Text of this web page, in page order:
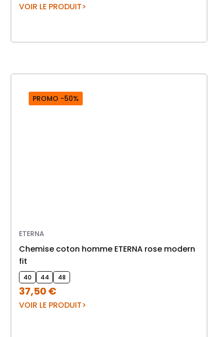
VOIR LE PRODUIT
PROMO -50%
ETERNA
Chemise coton homme ETERNA rose modern
fit
40 44 48
37,50€
VOIR LE PRODUIT